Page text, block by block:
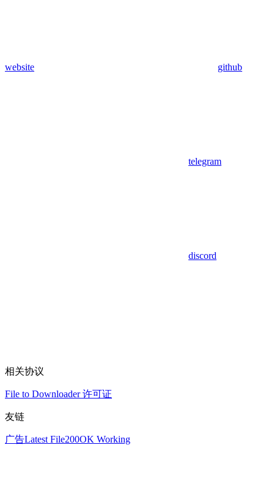
website github
telegram
discord
相关协议
File to Downloader 许可证
友链
广告Latest File200OK Working